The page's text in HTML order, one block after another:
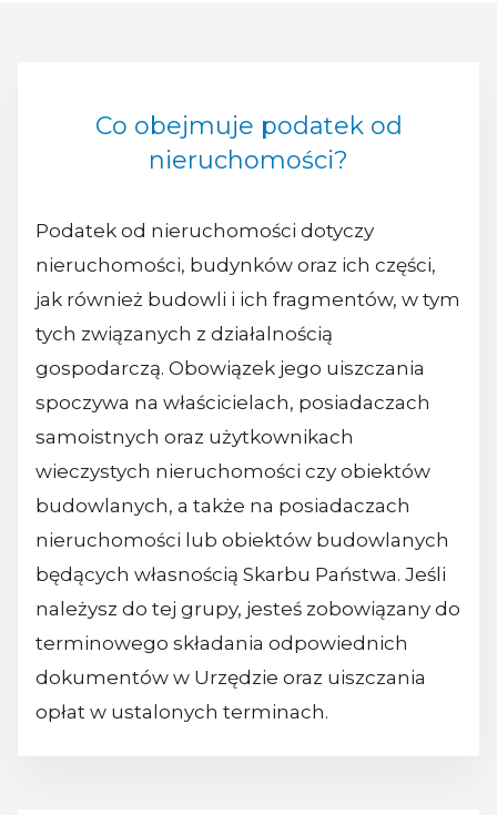
Co obejmuje podatek od
nieruchomości?
Podatek od nieruchomości dotyczy
nieruchomości, budynków oraz ich części,
jak również budowli i ich fragmentów, w tym
tych związanych z działalnością
gospodarczą. Obowiązek jego uiszczania
spoczywa na właścicielach, posiadaczach
samoistnych oraz użytkownikach
wieczystych nieruchomości czy obiektów
budowlanych, a także na posiadaczach
nieruchomości lub obiektów budowlanych
będących własnością Skarbu Państwa. Jeśli
należysz do tej grupy, jesteś zobowiązany do
terminowego składania odpowiednich
dokumentów w Urzędzie oraz uiszczania
opłat w ustalonych terminach.